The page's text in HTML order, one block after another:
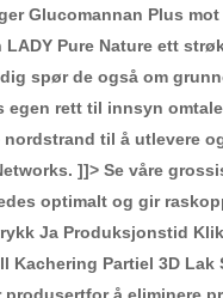
Glucomannan Plus
Pure Nature ett
spør de også om
egen rett til innsyn
nordstrand til å utlevere
]]> Se våre
optimalt og gir
Ja Produksjonstid
Kachering Partiel 3D